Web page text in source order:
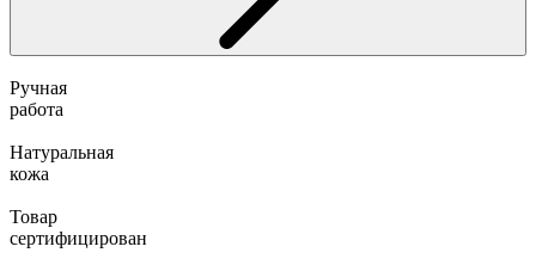
Ручная
работа
Натуральная
кожа
Товар
сертифицирован